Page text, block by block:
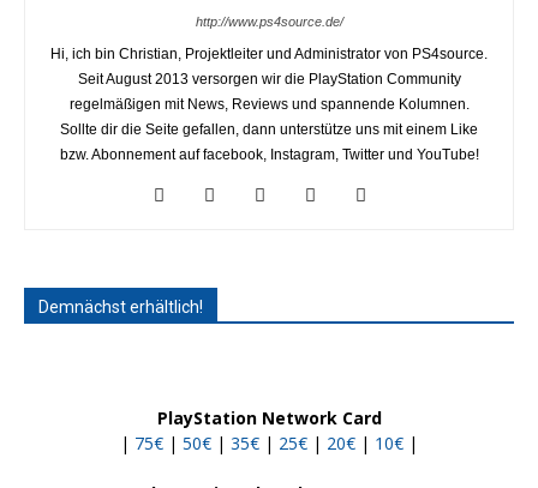
http://www.ps4source.de/
Hi, ich bin Christian, Projektleiter und Administrator von PS4source.
Seit August 2013 versorgen wir die PlayStation Community
regelmäßigen mit News, Reviews und spannende Kolumnen.
Sollte dir die Seite gefallen, dann unterstütze uns mit einem Like
bzw. Abonnement auf facebook, Instagram, Twitter und YouTube!
Demnächst erhältlich!
PlayStation Network Card
| 75€ | 50€ | 35€ | 25€ | 20€ | 10€ |